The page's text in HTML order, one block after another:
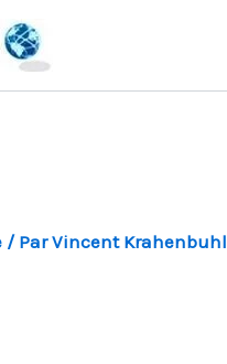
/ ParVincent Krahenbuhl